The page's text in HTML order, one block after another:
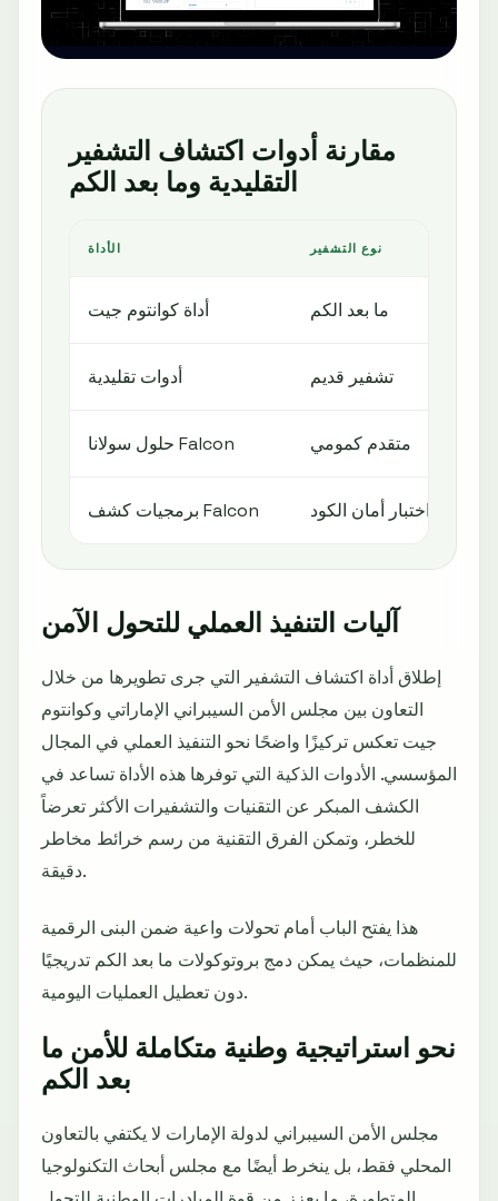
مقارنة أدوات اكتشاف التشفير
التقليدية وما بعد الكم
الأداة نوع التشفير
أداة كوانتوم جيت ما بعد الكم
أدوات تقليدية تشفير قديم
حلول سولانا Falcon متقدم كمومي
برمجيات كشف Falcon اختبار أمان الكود
آليات التنفيذ العملي للتحول الآمن
إطلاق أداة اكتشاف التشفير التي جرى تطويرها من خلال
التعاون بين مجلس الأمن السيبراني الإماراتي وكوانتوم
جيت تعكس تركيزًا واضحًا نحو التنفيذ العملي في المجال
المؤسسي. الأدوات الذكية التي توفرها هذه الأداة تساعد في
الكشف المبكر عن التقنيات والتشفيرات الأكثر تعرضاً
للخطر، وتمكن الفرق التقنية من رسم خرائط مخاطر
دقيقة.
هذا يفتح الباب أمام تحولات واعية ضمن البنى الرقمية
للمنظمات، حيث يمكن دمج بروتوكولات ما بعد الكم تدريجيًا
دون تعطيل العمليات اليومية.
نحو استراتيجية وطنية متكاملة للأمن ما
بعد الكم
مجلس الأمن السيبراني لدولة الإمارات لا يكتفي بالتعاون
المحلي فقط، بل ينخرط أيضًا مع مجلس أبحاث التكنولوجيا